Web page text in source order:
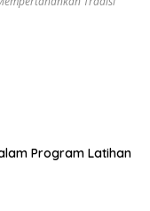
Program Latihan